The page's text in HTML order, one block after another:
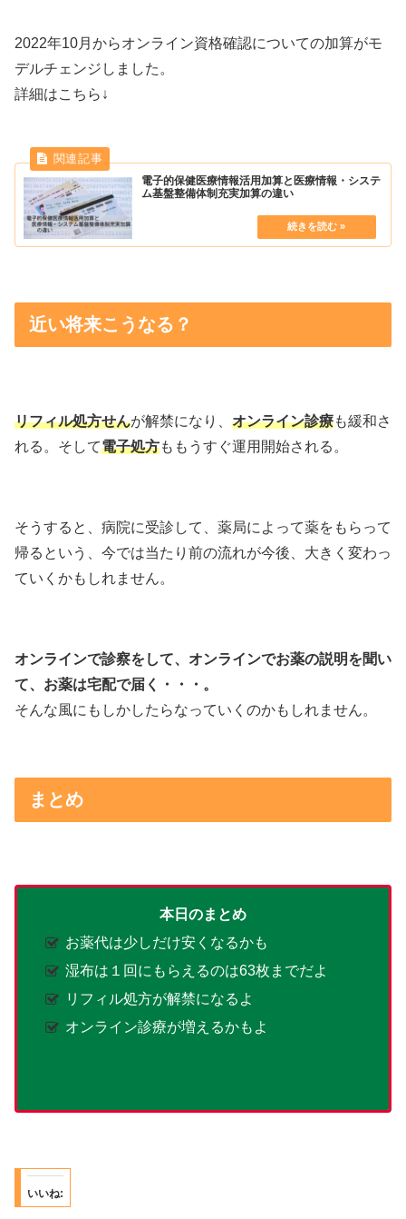
2022年10月からオンライン資格確認についての加算がモ
デルチェンジしました。
詳細はこちら↓
電子的保健医療情報活用加算と医療情報・システ
ム基盤整備体制充実加算の違い
近い将来こうなる？
リフィル処方せんが解禁になり、 オンライン診療も緩和さ
れる。そして電子処方ももうすぐ運用開始される。
そうすると、病院に受診して、薬局によって薬をもらって
帰るという、今では当たり前の流れが今後、大きく変わっ
ていくかもしれません。
オンラインで診察をして、オンラインでお薬の説明を聞い
て、お薬は宅配で届く・・・。
そんな風にもしかしたらなっていくのかもしれません。
まとめ
本日のまとめ
お薬代は少しだけ安くなるかも
湿布は１回にもらえるのは63枚までだよ
リフィル処方が解禁になるよ
オンライン診療が増えるかもよ
いいね: